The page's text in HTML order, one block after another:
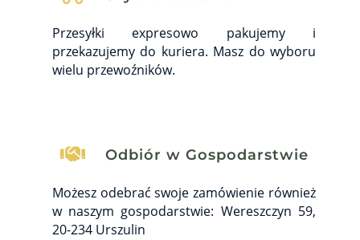
Przesyłki expresowo pakujemy i
przekazujemy do kuriera. Masz do wyboru
wielu przewoźników.
 Odbiór w Gospodarstwie
Możesz odebrać swoje zamówienie również
w naszym gospodarstwie: Wereszczyn 59,
20-234 Urszulin